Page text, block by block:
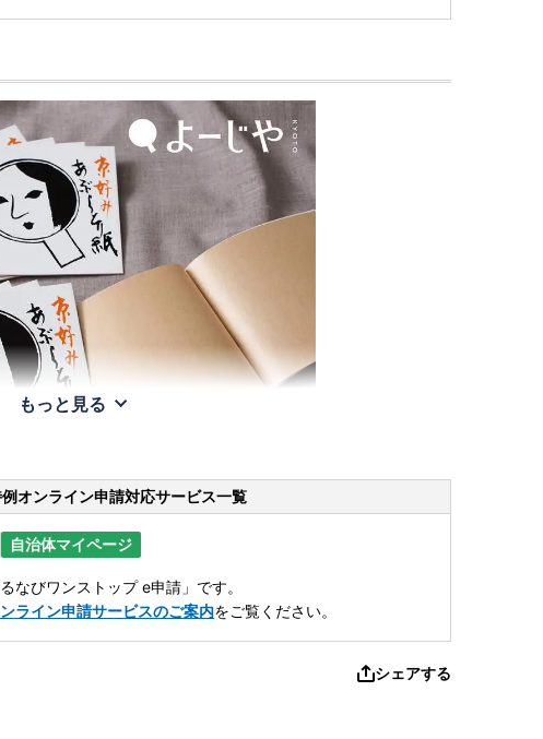
もっと見る
オンライン申請対応サービス一覧
自治体マイページ
なびワンストップ e申請」です。
ライン申請サービスのご案内をご覧ください。
シェアする